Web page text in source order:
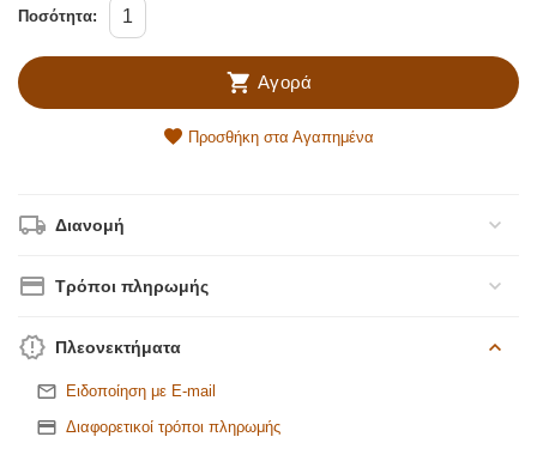
Ποσότητα:
Αγορά
Προσθήκη στα Αγαπημένα
Διανομή
Τρόποι πληρωμής
Πλεονεκτήματα
Ειδοποίηση με E-mail
Διαφορετικοί τρόποι πληρωμής